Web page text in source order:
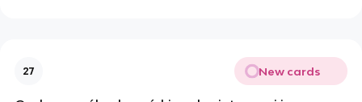
27 New cards